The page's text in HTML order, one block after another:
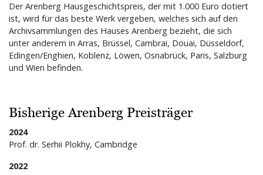
Der Arenberg Hausgeschichtspreis, der mit 1.000 Euro dotiert
ist, wird für das beste Werk vergeben, welches sich auf den
Archivsammlungen des Hauses Arenberg bezieht, die sich
unter anderem in Arras, Brüssel, Cambrai, Douai, Düsseldorf,
Edingen/Enghien, Koblenz, Löwen, Osnabrück, Paris, Salzburg
und Wien befinden.
Bisherige Arenberg Preisträger
2024
Prof. dr. Serhii Plokhy, Cambridge
2022